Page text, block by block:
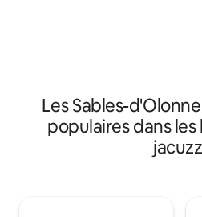
Les Sables-
populaires dans